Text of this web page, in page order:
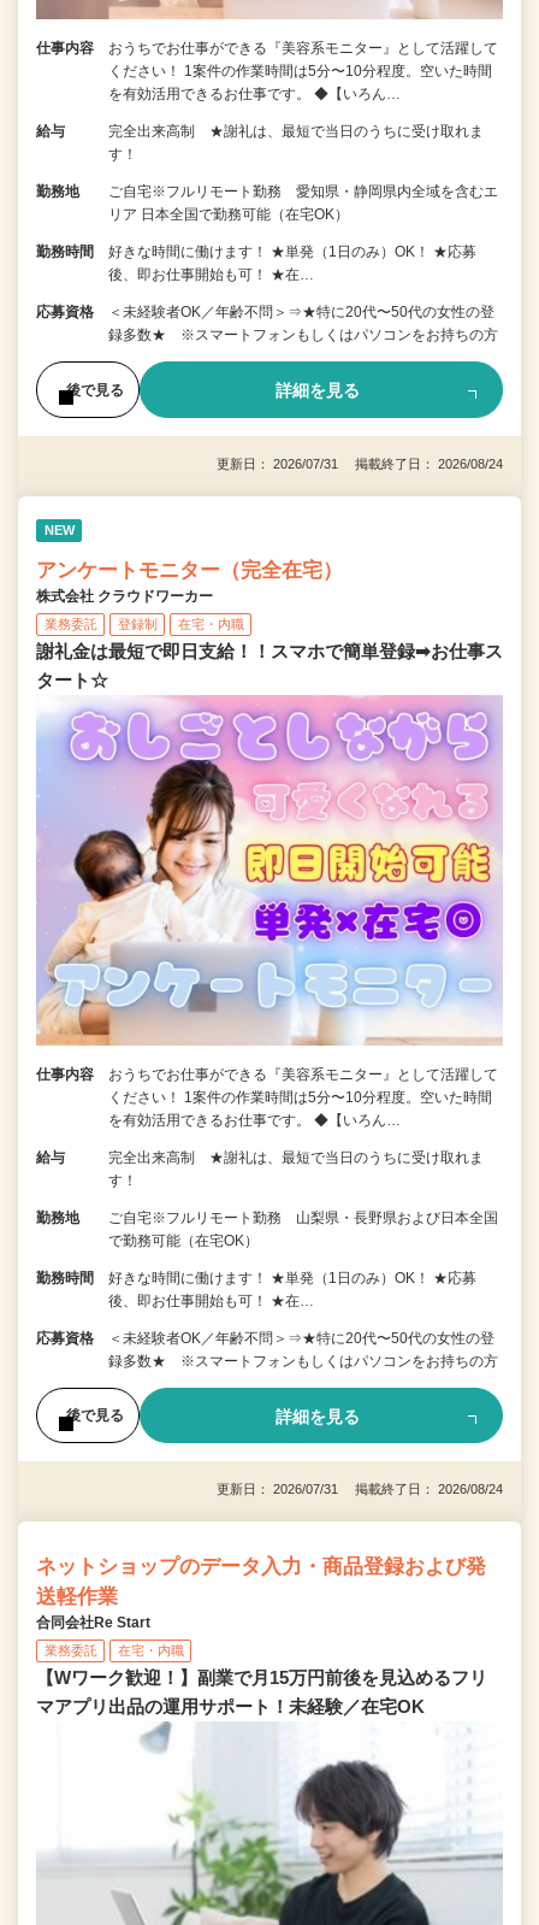
仕事内容
おうちでお仕事ができる『美容系モニター』として活躍して
ください！ 1案件の作業時間は5分〜10分程度。空いた時間
を有効活用できるお仕事です。 ◆【いろん…
給与
完全出来高制 ★謝礼は、最短で当日のうちに受け取れま
す！
勤務地
ご自宅※フルリモート勤務 愛知県・静岡県内全域を含むエ
リア 日本全国で勤務可能（在宅OK）
勤務時間
好きな時間に働けます！ ★単発（1日のみ）OK！ ★応募
後、即お仕事開始も可！ ★在…
応募資格
＜未経験者OK／年齢不問＞⇒★特に20代〜50代の女性の登
録多数★ ※スマートフォンもしくはパソコンをお持ちの方
後で見る 詳細を見る
更新日： 2026/07/31 掲載終了日： 2026/08/24
NEW
アンケートモニター（完全在宅）
株式会社 クラウドワーカー
業務委託 登録制 在宅・内職
謝礼金は最短で即日支給！！スマホで簡単登録➡お仕事ス
タート☆
仕事内容
おうちでお仕事ができる『美容系モニター』として活躍して
ください！ 1案件の作業時間は5分〜10分程度。空いた時間
を有効活用できるお仕事です。 ◆【いろん…
給与
完全出来高制 ★謝礼は、最短で当日のうちに受け取れま
す！
勤務地
ご自宅※フルリモート勤務 山梨県・長野県および日本全国
で勤務可能（在宅OK）
勤務時間
好きな時間に働けます！ ★単発（1日のみ）OK！ ★応募
後、即お仕事開始も可！ ★在…
応募資格
＜未経験者OK／年齢不問＞⇒★特に20代〜50代の女性の登
録多数★ ※スマートフォンもしくはパソコンをお持ちの方
後で見る 詳細を見る
更新日： 2026/07/31 掲載終了日： 2026/08/24
ネットショップのデータ入力・商品登録および発
送軽作業
合同会社Re Start
業務委託 在宅・内職
【Wワーク歓迎！】副業で月15万円前後を見込めるフリ
マアプリ出品の運用サポート！未経験／在宅OK